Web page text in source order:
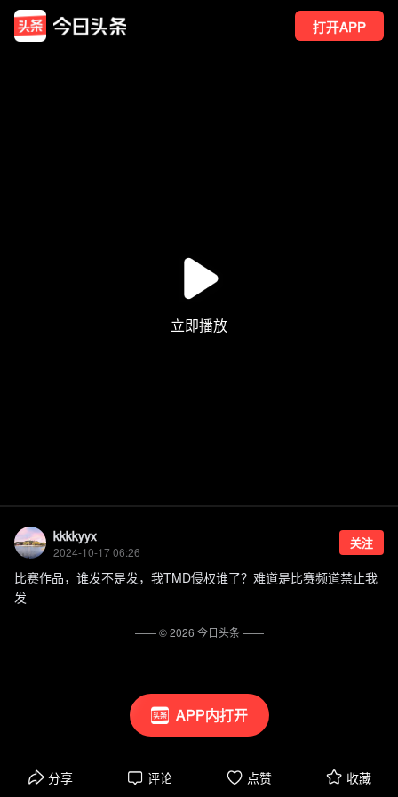
打开APP
APP内打开
kkkkyyx
2024-10-17 06:26
关注
比赛作品，谁发不是发，我TMD侵权谁了？难道是比赛频道禁止我
发
分享 评论 点赞 收藏
—— ©2026 今日头条——